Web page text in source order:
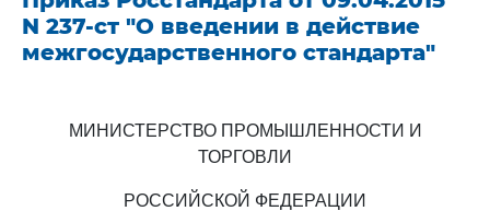
N 237-ст "О введении в действие
межгосударственного стандарта"
МИНИСТЕРСТВО ПРОМЫШЛЕННОСТИ И
ТОРГОВЛИ
РОССИЙСКОЙ ФЕДЕРАЦИИ